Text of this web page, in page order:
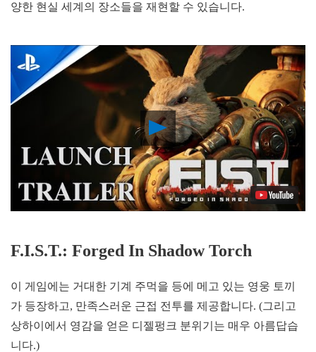
양한 현실 세계의 장소들을 재현할 수 있습니다.
Play
Video
F.I.S.T.: Forged In Shadow Torch
이 게임에는 거대한 기계 주먹을 등에 메고 있는 영웅 토끼
가 등장하고, 만족스러운 근접 전투를 제공합니다. (그리고
상하이에서 영감을 얻은 디젤펑크 분위기는 매우 아름답습
니다.)